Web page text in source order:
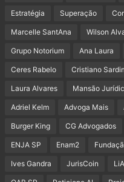
Estratégia Superação
Marcelle SantAna Wilson
Grupo Notorium Ana Laura
Ceres Rabelo Cristiano
Laura Alvares Mansão
Adriel Kelm Advoga Mais
Burger King CG Advogados
ENJA SP Enam2
Ives Gandra JurisCoin